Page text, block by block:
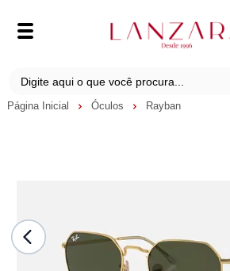
Página Inicial Óculos Rayban